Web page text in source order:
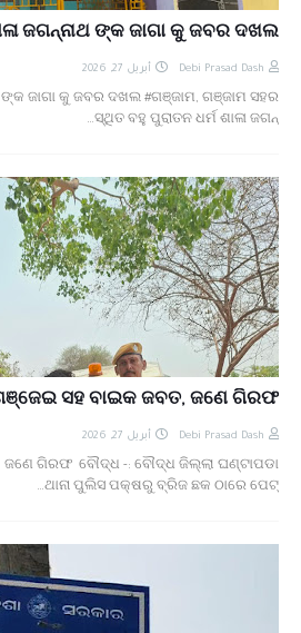
ଜଗନ୍ନାଥ ଙ୍କ ଜାଗା କୁ ଜବର ଦଖଲ
Debi Prasad Dash أبريل 27, 2026
ଙ୍କ ଜାଗା କୁ ଜବର ଦଖଲ #ଗଞ୍ଜାମ, ଗଞ୍ଜାମ ସହର
ସ୍ଥିତ ବହୁ ପୁରାତନ ଧର୍ମ ଶାଳା ଜଗନ୍…
ସହ ବାଇକ ଜବତ, ଜଣେ ଗିରଫ
Debi Prasad Dash أبريل 27, 2026
ଗିରଫ ବୌଦ୍ଧ -: ବୌଦ୍ଧ ଜିଲ୍ଲା ଘଣ୍ଟାପଡା
ଥାନା ପୁଲିସ ପକ୍ଷରୁ ବ୍ରିଜ ଛକ ଠାରେ ପେଟ୍…